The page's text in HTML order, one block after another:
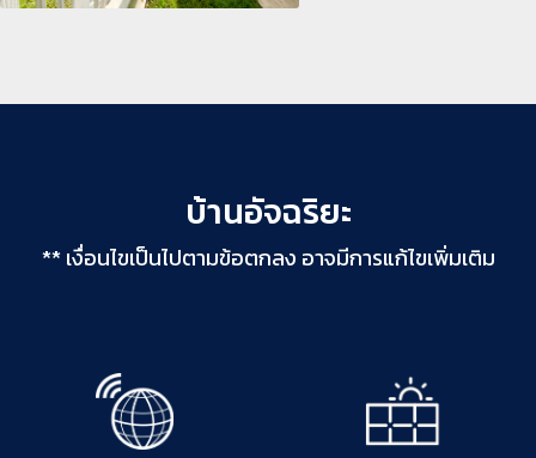
บ้านอัจฉริยะ
** เงื่อนไขเป็นไปตามข้อตกลง อาจมีการแก้ไขเพิ่มเติม